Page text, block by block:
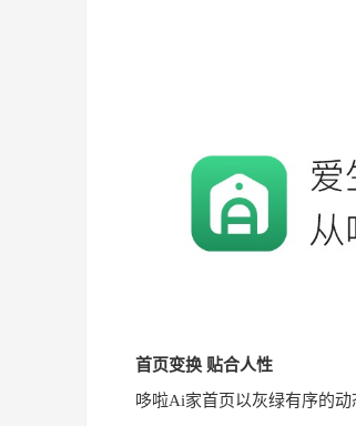
首页变换 贴合人性
哆啦Ai家首页以灰绿有序的